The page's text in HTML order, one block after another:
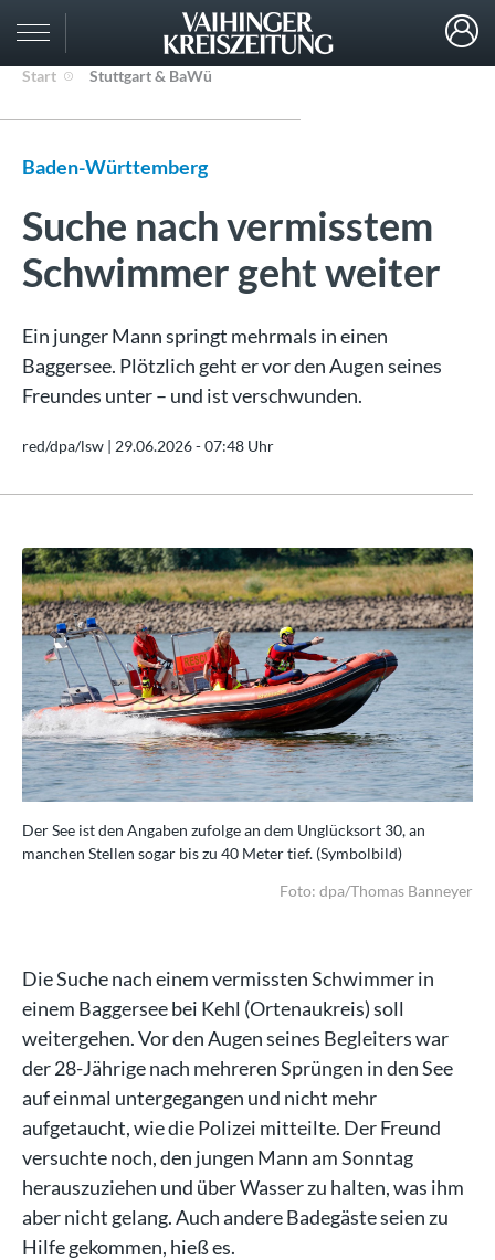
Start Stuttgart & BaWü
Baden-Württemberg
Suche nach vermisstem
Schwimmer geht weiter
Ein junger Mann springt mehrmals in einen
Baggersee. Plötzlich geht er vor den Augen seines
Freundes unter – und ist verschwunden.
red/dpa/lsw | 29.06.2026 - 07:48 Uhr
Der See ist den Angaben zufolge an dem Unglücksort 30, an
manchen Stellen sogar bis zu 40 Meter tief. (Symbolbild)
Foto: dpa/Thomas Banneyer
Die Suche nach einem vermissten Schwimmer in
einem Baggersee bei Kehl (Ortenaukreis) soll
weitergehen. Vor den Augen seines Begleiters war
der 28-Jährige nach mehreren Sprüngen in den See
auf einmal untergegangen und nicht mehr
aufgetaucht, wie die Polizei mitteilte. Der Freund
versuchte noch, den jungen Mann am Sonntag
herauszuziehen und über Wasser zu halten, was ihm
aber nicht gelang. Auch andere Badegäste seien zu
Hilfe gekommen, hieß es.